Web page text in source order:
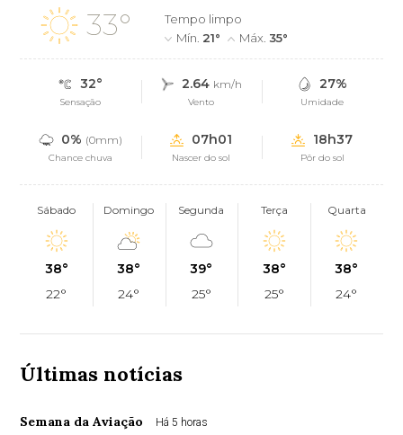
33°
Tempo limpo
Mín. 21° Máx.35°
32°
Sensação
2.64 km/h
Vento
27%
Umidade
0% (0mm)
Chance chuva
07h01
Nascer do sol
18h37
Pôr do sol
Sábado
38°
22°
Domingo
38°
24°
Segunda
39°
25°
Terça
38°
25°
Quarta
38°
24°
Últimas notícias
Semana da Aviação Há 5 horas